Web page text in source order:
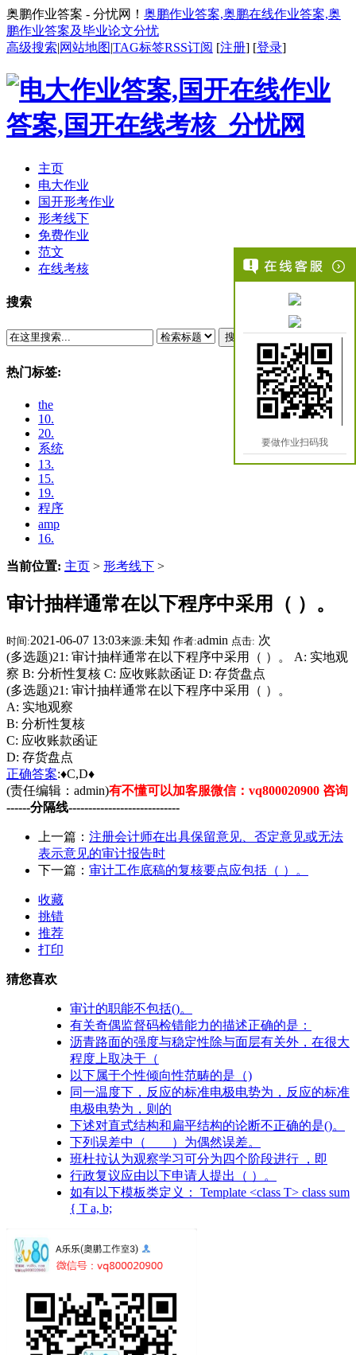
奥鹏作业答案 - 分忧网！ 奥鹏作业答案,奥鹏在线作业答案,奥
鹏作业答案及毕业论文分忧
高级搜索|网站地图|TAG标签RSS订阅 [注册] [登录]
主页
电大作业
国开形考作业
形考线下
免费作业
范文
在线考核
搜索
搜索
热门标签:
the
10.
20.
系统
13.
15.
19.
程序
amp
16.
当前位置: 主页 > 形考线下 >
审计抽样通常在以下程序中采用（ ）。
时间:2021-06-07 13:03来源:未知 作者:admin 点击: 次
(多选题)21: 审计抽样通常在以下程序中采用（ ）。 A: 实地观
察 B: 分析性复核 C: 应收账款函证 D: 存货盘点
(多选题)21: 审计抽样通常在以下程序中采用（ ）。
A: 实地观察
B: 分析性复核
C: 应收账款函证
D: 存货盘点
正确答案:♦C,D♦
(责任编辑：admin)有不懂可以加客服微信：vq800020900 咨询
------分隔线----------------------------
上一篇： 注册会计师在出具保留意见、否定意见或无法
表示意见的审计报告时
下一篇： 审计工作底稿的复核要点应包括（ ）。
收藏
挑错
推荐
打印
猜您喜欢
审计的职能不包括()。
有关奇偶监督码检错能力的描述正确的是：
沥青路面的强度与稳定性除与面层有关外，在很大
程度上取决于（
以下属于个性倾向性范畴的是（)
同一温度下，反应的标准电极电势为，反应的标准
电极电势为，则的
下述对直式结构和扁平结构的论断不正确的是()。
下列误差中（ ）为偶然误差。
班杜拉认为观察学习可分为四个阶段进行 ，即
行政复议应由以下申请人提出（ ）。
如有以下模板类定义： Template <class T> class sum
{ T a, b;
要做作业扫码我